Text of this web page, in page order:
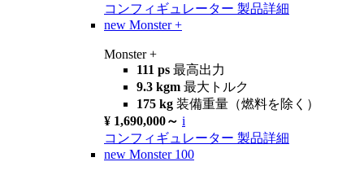
コンフィギュレーター 製品詳細
new Monster +
Monster +
111 ps 最高出力
9.3 kgm 最大トルク
175 kg 装備重量（燃料を除く）
¥ 1,690,000～ i
コンフィギュレーター 製品詳細
new Monster 100